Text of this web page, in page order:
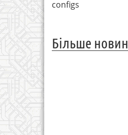
configs
Більше новин